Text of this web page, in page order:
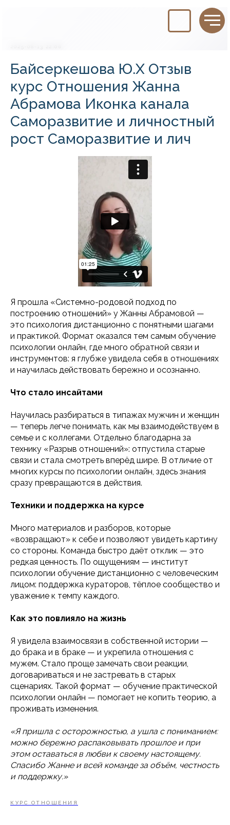
Байсеркешова Ю.Х Отзыв
курс Отношения Жанна
Абрамова Иконка канала
Саморазвитие и личностный
рост Саморазвитие и лич
Я прошла «Системно-родовой подход по
построению отношений» у Жанны Абрамовой —
это психология дистанционно с понятными шагами
и практикой. Формат оказался тем самым обучение
психологии онлайн, где много обратной связи и
инструментов: я глубже увидела себя в отношениях
и научилась действовать бережно и осознанно.
Что стало инсайтами
Научилась разбираться в типажах мужчин и женщин
— теперь легче понимать, как мы взаимодействуем в
семье и с коллегами. Отдельно благодарна за
технику «Разрыв отношений»: отпустила старые
связи и стала смотреть вперёд шире. В отличие от
многих курсы по психологии онлайн, здесь знания
сразу превращаются в действия.
Техники и поддержка на курсе
Много материалов и разборов, которые
«возвращают» к себе и позволяют увидеть картину
со стороны. Команда быстро даёт отклик — это
редкая ценность. По ощущениям — институт
психологии обучение дистанционно с человеческим
лицом: поддержка кураторов, тёплое сообщество и
уважение к темпу каждого.
Как это повлияло на жизнь
Я увидела взаимосвязи в собственной истории —
до брака и в браке — и укрепила отношения с
мужем. Стало проще замечать свои реакции,
договариваться и не застревать в старых
сценариях. Такой формат — обучение практической
психологии онлайн — помогает не копить теорию, а
проживать изменения.
«Я пришла с осторожностью, а ушла с пониманием:
можно бережно распаковывать прошлое и при
этом оставаться в любви к своему настоящему.
Спасибо Жанне и всей команде за объём, честность
и поддержку.»
КУРС ОТНОШЕНИЯ